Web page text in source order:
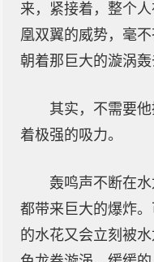
来，紧接着，整个
凰双翼的威势，毫
朝着那巨大的漩涡轰
其实，不需要
着极强的吸力。
轰鸣声不断在
都带来巨大的爆炸
的水花又会立刻被